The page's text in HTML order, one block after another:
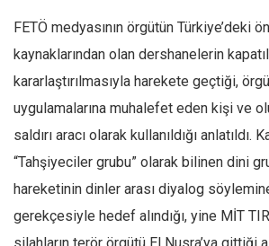
FETÖ medyasının örgütün Türkiye’deki
kaynaklarından olan dershanelerin
kararlaştırılmasıyla harekete geçtiği,
uygulamalarına muhalefet eden kişi ve
saldırı aracı olarak kullanıldığı anlatıldı.
“Tahşiyeciler grubu” olarak bilinen dini
hareketinin dinler arası diyalog
gerekçesiyle hedef alındığı, yine MİT